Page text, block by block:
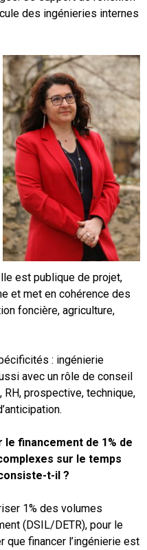
des ingénieries internes
est publique de projet,
et met en cohérence des
foncière, agriculture,
: ingénierie
avec un rôle de conseil
prospective, technique,
financement de 1% de
sur le temps
t-il ?
1% des volumes
(DSIL/DETR), pour le
que financer l’ingénierie est